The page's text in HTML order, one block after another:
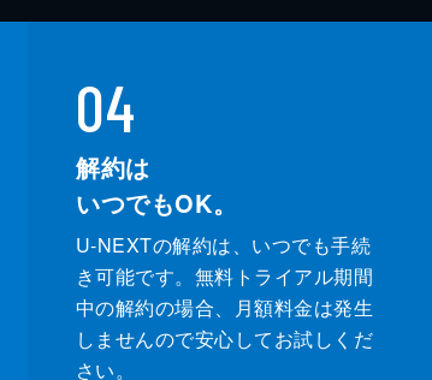
04
解約は
いつでもOK。
U-NEXTの解約は、いつでも手続
き可能です。無料トライアル期間
中の解約の場合、月額料金は発生
しませんので安心してお試しくだ
さい。